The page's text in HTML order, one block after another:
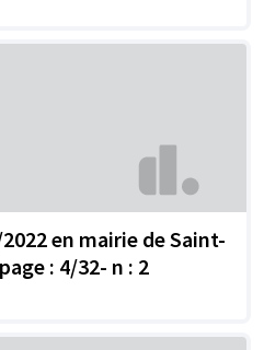
en mairie de Saint-
: 4/32- n : 2